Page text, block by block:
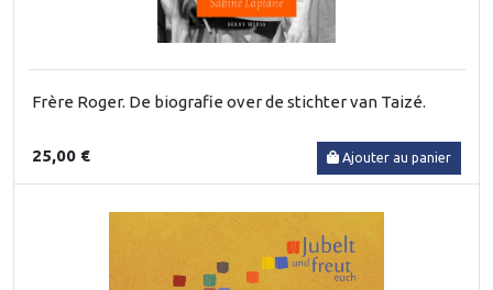
Frère Roger. De biografie over de stichter van Taizé.
25,00 € Ajouter au panier